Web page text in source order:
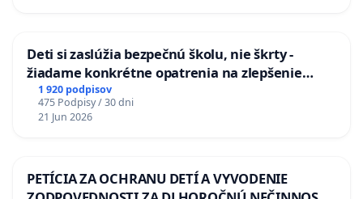
Deti si zaslúžia bezpečnú školu, nie škrty -
žiadame konkrétne opatrenia na zlepšenie
situácie v školstve
1 920 podpisov
475 Podpisy / 30 dni
21 Jun 2026
PETÍCIA ZA OCHRANU DETÍ A VYVODENIE